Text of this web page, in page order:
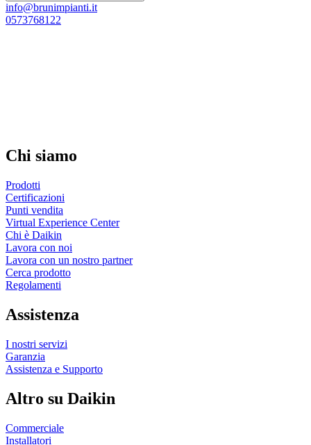
info@brunimpianti.it
0573768122
Chi siamo
Prodotti
Certificazioni
Punti vendita
Virtual Experience Center
Chi è Daikin
Lavora con noi
Lavora con un nostro partner
Cerca prodotto
Regolamenti
Assistenza
I nostri servizi
Garanzia
Assistenza e Supporto
Altro su Daikin
Commerciale
Installatori